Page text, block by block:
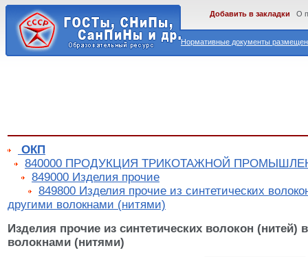
Нормативные документы
Добавить в закладки О
ОКП
840000 ПРОДУКЦИЯ ТРИКОТАЖНОЙ
849000 Изделия прочие
849800 Изделия прочие из синтетических
другими волокнами (нитями)
Изделия прочие из синтетических волокон (нитей)
волокнами (нитями)